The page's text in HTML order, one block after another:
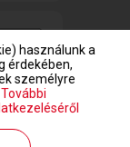
Europe Zrt.
használunk a
érdekében,
személyre
További